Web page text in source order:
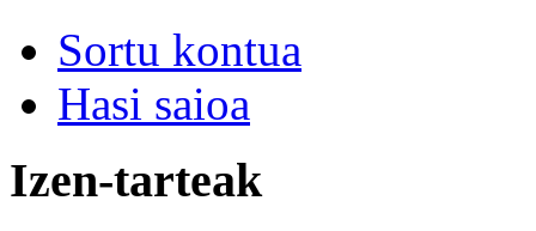
Sortu kontua
Hasi saioa
Izen-tarteak